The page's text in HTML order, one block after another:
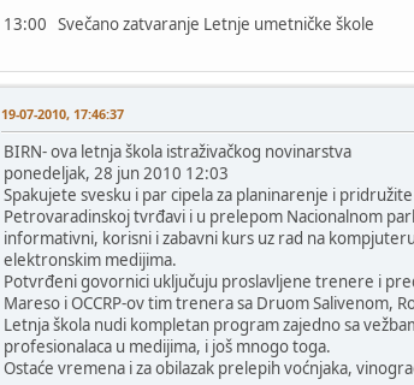
13:00 Svečano zatvaranje Letnje umetničke škole
19-07-2010, 17:46:37
BIRN- ova letnja škola istraživačkog novinarstva
ponedeljak, 28 jun 2010 12:03
Spakujete svesku i par cipela za planinarenje i
Petrovaradinskoj tvrđavi i u prelepom Nacionalnom
informativni, korisni i zabavni kurs uz rad na
elektronskim medijima.
Potvrđeni govornici uključuju proslavljene trenere i
Mareso i OCCRP-ov tim trenera sa Druom Salivenom,
Letnja škola nudi kompletan program zajedno sa
profesionalaca u medijima, i još mnogo toga.
Ostaće vremena i za obilazak prelepih voćnjaka,